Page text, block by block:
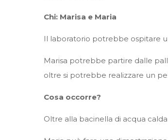
Chi: Marisa e Maria
Il laboratorio potrebbe ospitare
Marisa potrebbe partire dalle
oltre si potrebbe realizzare un
Cosa occorre?
Oltre alla bacinella di acqua